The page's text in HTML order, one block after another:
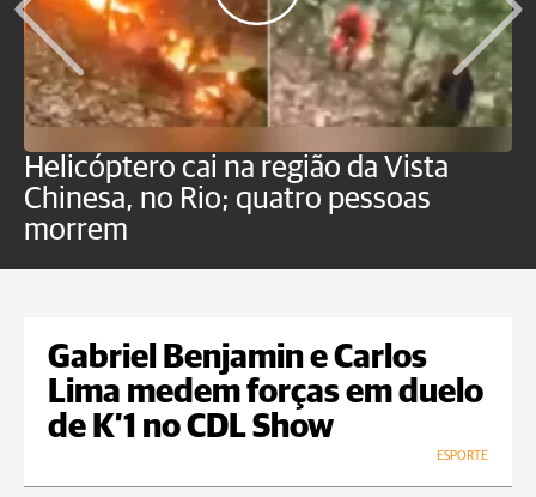
Helicóptero cai na região da Vista
Chinesa, no Rio; quatro pessoas
morrem
Gabriel Benjamin e Carlos
Lima medem forças em duelo
de K’1 no CDL Show
ESPORTE